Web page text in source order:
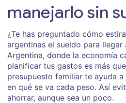
manejarlo sin
¿Te has preguntado cómo
argentinas el sueldo para llegar
Argentina, donde la economía
planificar tus gastos es más
presupuesto familiar te ayuda
en qué se va cada peso. Así
ahorrar, aunque sea un poco.